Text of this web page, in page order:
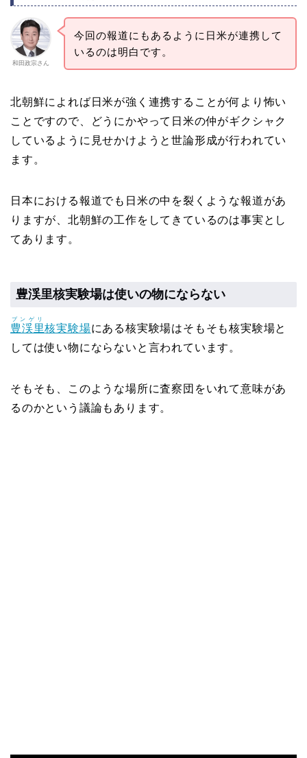
和田政宗さん
今回の報道にもあるように日米が連携して
いるのは明白です。
北朝鮮によれば日米が強く連携することが何より怖い
ことですので、どうにかやって日米の仲がギクシャク
しているように見せかけようと世論形成が行われてい
ます。
日本における報道でも日米の中を裂くような報道があ
りますが、北朝鮮の工作をしてきているのは事実とし
てあります。
豊渓里核実験場は使いの物にならない
豊渓里
プンゲリ
核実験場にある核実験場はそもそも核実験場と
しては使い物にならないと言われています。
そもそも、このような場所に査察団をいれて意味があ
るのかという議論もあります。